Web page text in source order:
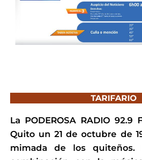
TARIFARIO
La PODEROSA RADIO 92.9
Quito un 21 de octubre de
mimada de los quiteños.